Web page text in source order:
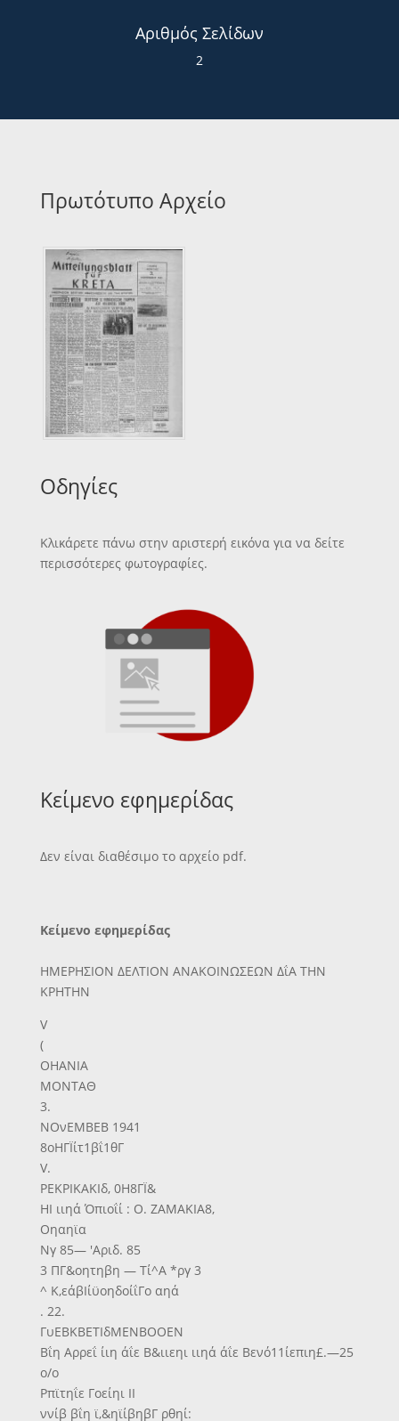
Αριθμός Σελίδων
2
Πρωτότυπο Αρχείο
Οδηγίες
Κλικάρετε πάνω στην αριστερή εικόνα για να δείτε
περισσότερες φωτογραφίες.
Κείμενο εφημερίδας
Δεν είναι διαθέσιμο το αρχείο pdf.
Κείμενο εφημερίδας
ΗΜΕΡΗΣΙΟΝ ΔΕΛΤΙΟΝ ΑΝΑΚΟΙΝΩΣΕΩΝ ΔΐΑ ΤΗΝ
ΚΡΗΤΗΝ
V
(
ΟΗΑΝΙΑ
ΜΟΝΤΑΘ
3.
ΝΟνΕΜΒΕΒ 1941
8οΗΓΪίτ1βΐ1θΓ
V.
ΡΕΚΡΙΚΑΚΙδ, 0Η8ΓΪ&
ΗΙ ιιηά Όπιοΐί : Ο. ΖΑΜΑΚΙΑ8,
Οηαηϊα
Νγ 85— 'Αριδ. 85
3 ΠΓ&οητηβη — Τί^Α *ργ 3
^ Κ,εάβΙίϋοηδοίΐΓο αηά
. 22.
ΓυΕΒΚΒΕΤΙδΜΕΝΒΟΟΕΝ
Βΐη Αρρεΐ ίιη άΐε Β&ιιεηι ιιηά άΐε Βενό11ίεπιη£.—25
ο/ο
Ρπϊτηΐε Γοείηι ΙΙ
ννίβ βΐη ϊ,&ηϊίβηβΓ ρθηί: